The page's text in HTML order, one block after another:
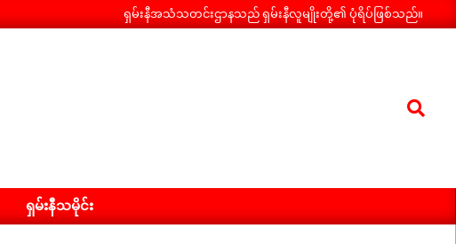
ရှမ်းနီအသံသတင်းဌာနသည် ရှမ်းနီလူမျိုးတို့၏ ပုံရိပ်ဖြစ်သည်။
Search
ရှမ်းနီသမိုင်း